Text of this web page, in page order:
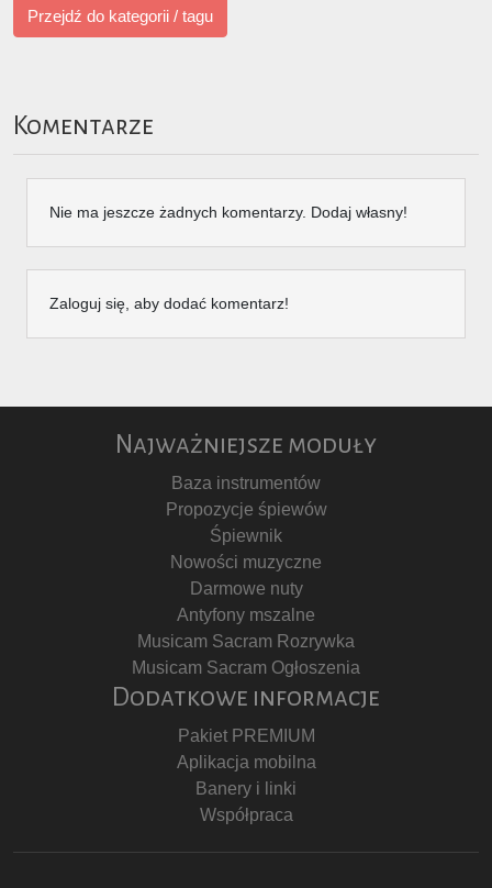
Przejdź do kategorii / tagu
Komentarze
Nie ma jeszcze żadnych komentarzy. Dodaj własny!
Zaloguj się, aby dodać komentarz!
Najważniejsze moduły
Baza instrumentów
Propozycje śpiewów
Śpiewnik
Nowości muzyczne
Darmowe nuty
Antyfony mszalne
Musicam Sacram Rozrywka
Musicam Sacram Ogłoszenia
Dodatkowe informacje
Pakiet PREMIUM
Aplikacja mobilna
Banery i linki
Współpraca